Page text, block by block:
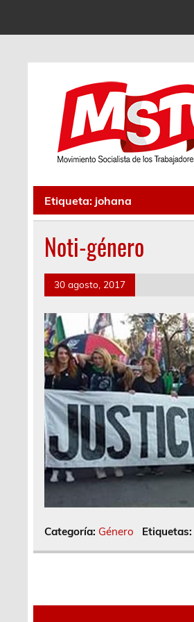
Etiqueta: johana
Noti-género
30 agosto, 2017
Categoría: Género Etiquetas: